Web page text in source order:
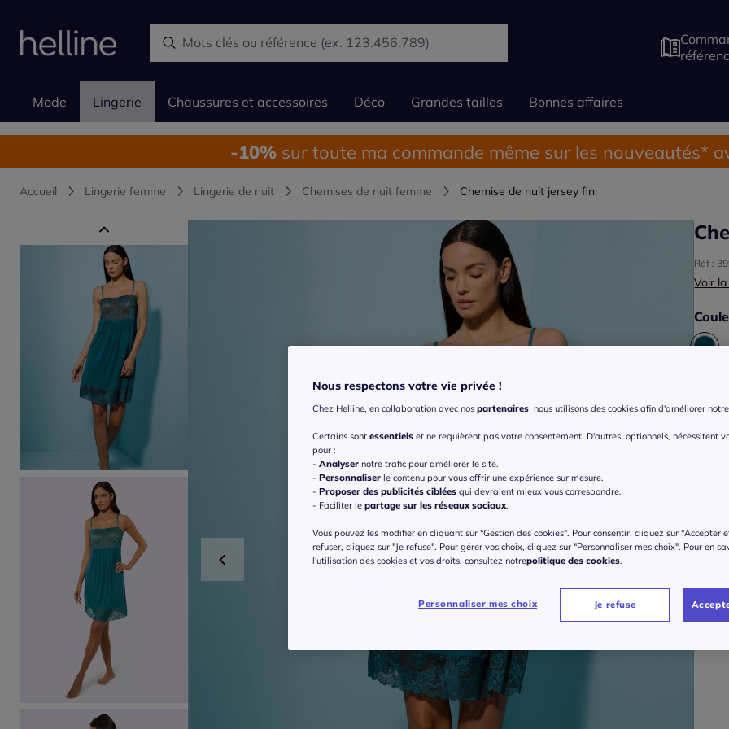
Mode Lingerie Chaussures et accessoires Déco Grandes tailles Bonnes affaires
-10% sur toute ma commande même sur les nouveautés*
Accueil Lingerie femme Lingerie de nuit Chemises de nuit femme Chemise de nuit jersey fin
Réf :
Voir
Nous respectons votre vie privée !
Chez Helline, en collaboration avec nos partenaires, nous utilisons des cookies afin d'améliorer
Certains sont essentiels et ne requièrent pas votre consentement. D'autres, optionnels, nécessitent
pour :
- Analyser notre trafic pour améliorer le site.
- Personnaliser le contenu pour vous offrir une expérience sur mesure.
- Proposer des publicités ciblées qui devraient mieux vous correspondre.
- Faciliter le partage sur les réseaux sociaux.
Vous pouvez les modifier en cliquant sur "Gestion des cookies". Pour consentir, cliquez sur "Accepter
refuser, cliquez sur "Je refuse". Pour gérer vos choix, cliquez sur "Personnaliser mes choix". Pour en
l'utilisation des cookies et vos droits, consultez notrepolitique des cookies.
Personnaliser mes choix Je refuse